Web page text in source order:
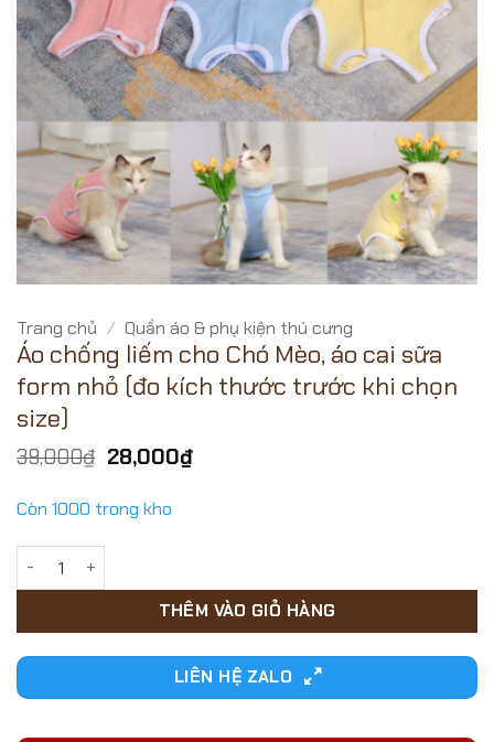
Trang chủ / Quần áo & phụ kiện thú cưng
Áo chống liếm cho Chó Mèo, áo cai sữa
form nhỏ (đo kích thước trước khi chọn
size)
39,000₫ Giá
gốc
39,000₫.
28,000₫Giá
Còn 1000 trong kho
THÊM VÀO GIỎ HÀNG
LIÊN HỆ ZALO